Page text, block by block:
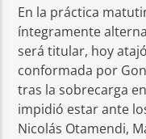
En la práctica
íntegramente
será titular, hoy
conformada por
tras la sobrecarga
impidió estar ante
Nicolás Otamendi,